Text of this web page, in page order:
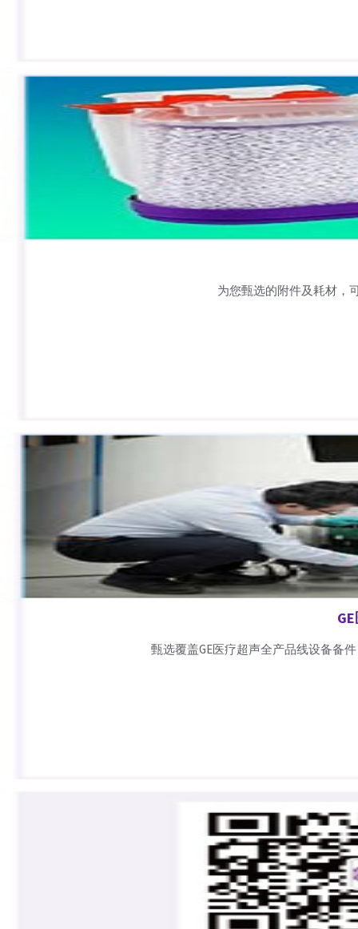
为您甄选的附件及耗材，
甄选覆盖GE医疗超声全产品线设备备